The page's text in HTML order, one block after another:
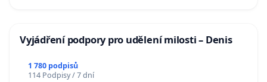
Vyjádření podpory pro udělení milosti – Denis
1 780 podpisů
114 Podpisy / 7 dní